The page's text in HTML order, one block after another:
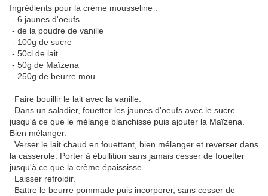
Ingrédients pour la crème mousseline :
- 6 jaunes d'oeufs
- de la poudre de vanille
- 100g de sucre
- 50cl de lait
- 50g de Maïzena
- 250g de beurre mou
Faire bouillir le lait avec la vanille.
Dans un saladier, fouetter les jaunes d'oeufs avec le sucre
jusqu'à ce que le mélange blanchisse puis ajouter la Maïzena.
Bien mélanger.
Verser le lait chaud en fouettant, bien mélanger et reverser dans
la casserole. Porter à ébullition sans jamais cesser de fouetter
jusqu'à ce que la crème épaississe.
Laisser refroidir.
Battre le beurre pommade puis incorporer, sans cesser de